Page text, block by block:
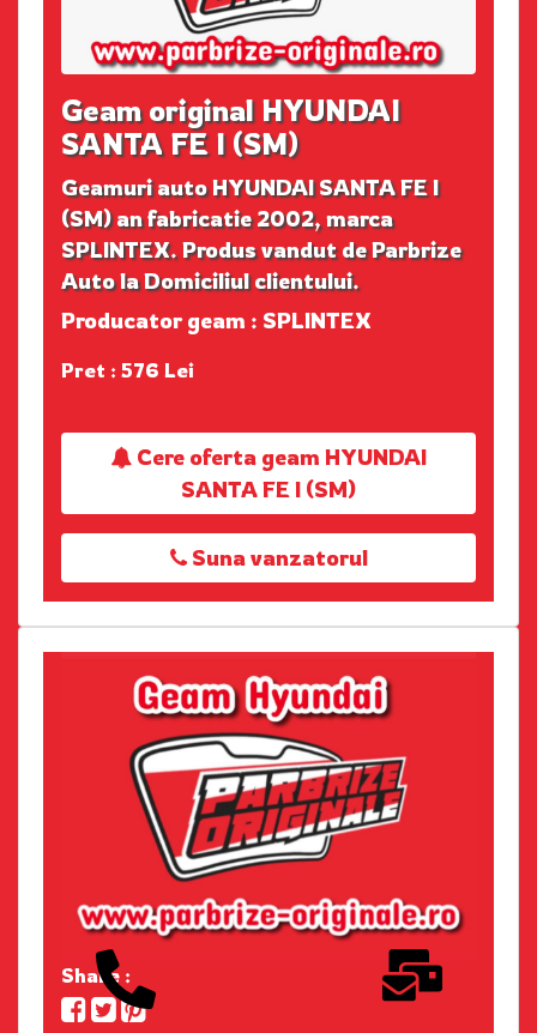
Geam original HYUNDAI
SANTA FE I (SM)
Geamuri auto HYUNDAI SANTA FE I
(SM) an fabricatie 2002, marca
SPLINTEX. Produs vandut de Parbrize
Auto la Domiciliul clientului.
Producator geam : SPLINTEX
Pret : 576 Lei
Cere oferta geam HYUNDAI
SANTA FE I (SM)
Suna vanzatorul
Share :